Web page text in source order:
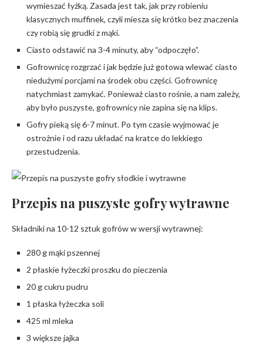
wymieszać łyżką. Zasada jest tak, jak przy robieniu
klasycznych muffinek, czyli miesza się krótko bez znaczenia
czy robią się grudki z mąki.
Ciasto odstawić na 3-4 minuty, aby “odpoczęło”.
Gofrownicę rozgrzać i jak będzie już gotowa wlewać ciasto
niedużymi porcjami na środek obu części. Gofrownicę
natychmiast zamykać. Ponieważ ciasto rośnie, a nam zależy,
aby było puszyste, gofrownicy nie zapina się na klips.
Gofry pieką się 6-7 minut. Po tym czasie wyjmować je
ostrożnie i od razu układać na kratce do lekkiego
przestudzenia.
Przepis na puszyste gofry wytrawne
Składniki na 10-12 sztuk gofrów w wersji wytrawnej:
280 g mąki pszennej
2 płaskie łyżeczki proszku do pieczenia
20 g cukru pudru
1 płaska łyżeczka soli
425 ml mleka
3 większe jajka